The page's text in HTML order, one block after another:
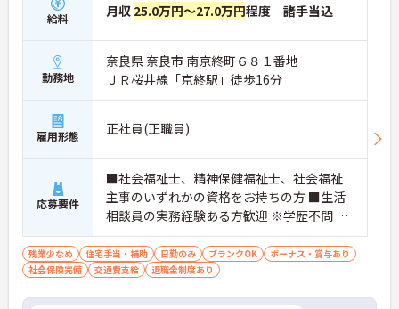
給料 月収 25.0万円～27.0万円程度 諸手当込
勤務地
奈良県 奈良市 南京終町６８１番地
ＪＲ桜井線「京終駅」徒歩16分
雇用形態 正社員(正職員)
応募要件
■社会福祉士、精神保健福祉士、社会福祉
主事のいずれかの資格をお持ちの方 ■生活
相談員の実務経験ある方歓迎 ※学歴不問 ※
ブランク可
残業少なめ 住宅手当・補助 日勤のみ ブランクOK
ボーナス・賞与あり
社会保険完備
交通費支給 退職金制度あり